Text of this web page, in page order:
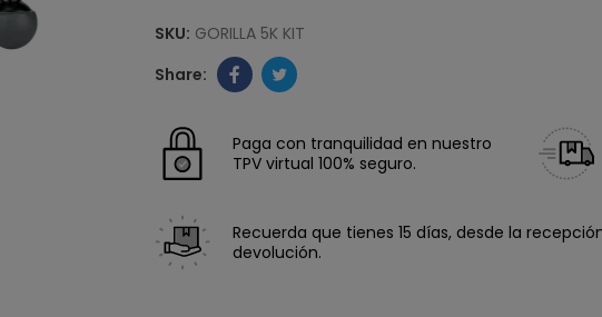
SKU: GORILLA 5K KIT
Paga con tranquilidad en nuestro
TPV virtual 100% seguro.
Recuerda que tienes 15 días, desde la
devolución.